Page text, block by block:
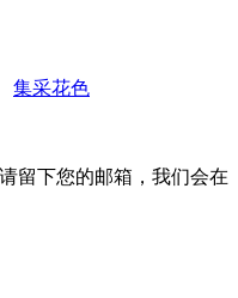
集采花色
留下您的邮箱，我们会在